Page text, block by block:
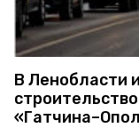
В Ленобласти